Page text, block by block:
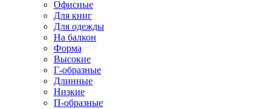
Офисные
Для книг
Для одежды
На балкон
Форма
Высокие
Г-образные
Длинные
Низкие
П-образные